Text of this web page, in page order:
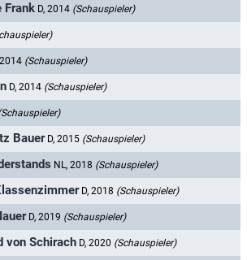
Frank D, 2014 (Schauspieler)
2014 (Schauspieler)
D, 2014 (Schauspieler)
Bauer D, 2015 (Schauspieler)
NL, 2018 (Schauspieler)
D, 2018 (Schauspieler)
D, 2019 (Schauspieler)
von Schirach D, 2020 (Schauspieler)